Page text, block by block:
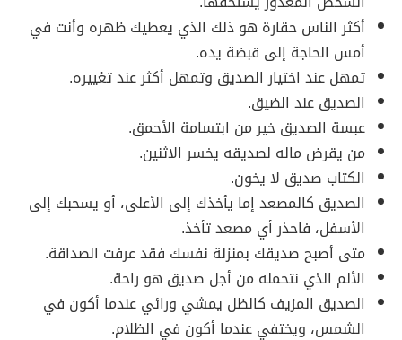
أكثر الناس حقارة هو ذلك الذي يعطيك ظهره وأنت في
أمس الحاجة إلى قبضة يده.
تمهل عند اختيار الصديق وتمهل أكثر عند تغييره.
الصديق عند الضيق.
عبسة الصديق خير من ابتسامة الأحمق.
من يقرض ماله لصديقه يخسر الاثنين.
الكتاب صديق لا يخون.
الصديق كالمصعد إما يأخذك إلى الأعلى، أو يسحبك إلى
الأسفل، فاحذر أي مصعد تأخذ.
متى أصبح صديقك بمنزلة نفسك فقد عرفت الصداقة.
الألم الذي نتحمله من أجل صديق هو راحة.
الصديق المزيف كالظل يمشي ورائي عندما أكون في
الشمس، ويختفي عندما أكون في الظلام.